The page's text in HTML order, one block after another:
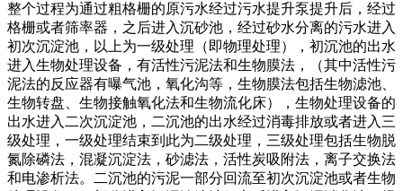
整个过程为通过粗格栅的原污水经过污水提升泵提升后，经过
格栅或者筛率器，之后进入沉砂池，经过砂水分离的污水进入
初次沉淀池，以上为一级处理（即物理处理），初沉池的出水
进入生物处理设备，有活性污泥法和生物膜法，（其中活性污
泥法的反应器有曝气池，氧化沟等，生物膜法包括生物滤池、
生物转盘、生物接触氧化法和生物流化床），生物处理设备的
出水进入二次沉淀池，二沉池的出水经过消毒排放或者进入三
级处理，一级处理结束到此为二级处理，三级处理包括生物脱
氮除磷法，混凝沉淀法，砂滤法，活性炭吸附法，离子交换法
和电渗析法。二沉池的污泥一部分回流至初次沉淀池或者生物